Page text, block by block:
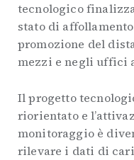
tecnologico
stato di
promozione del
mezzi e negli uffici
Il progetto
riorientato e
monitoraggio è
rilevare i dati di